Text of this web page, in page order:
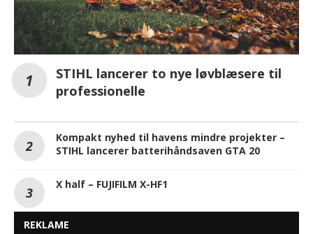
STIHL lancerer to nye løvblæsere til
professionelle
Kompakt nyhed til havens mindre projekter –
STIHL lancerer batterihåndsaven GTA 20
X half – FUJIFILM X-HF1
REKLAME